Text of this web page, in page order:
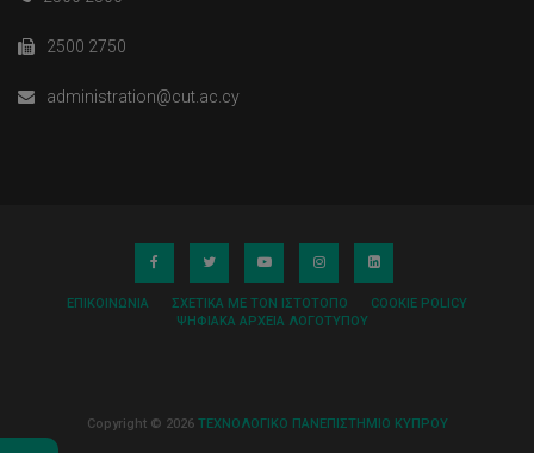
2500 2750
administration@cut.ac.cy
ΕΠΙΚΟΙΝΩΝΊΑ ΣΧΕΤΙΚΆ ΜΕ ΤΟΝ ΙΣΤΌΤΟΠΟ
COOKIE POLICY
ΨΗΦΙΑΚΆ ΑΡΧΕΊΑ ΛΟΓΌΤΥΠΟΥ
Copyright © 2026 ΤΕΧΝΟΛΟΓΙΚΟ ΠΑΝΕΠΙΣΤΗΜΙΟ ΚΥΠΡΟΥ